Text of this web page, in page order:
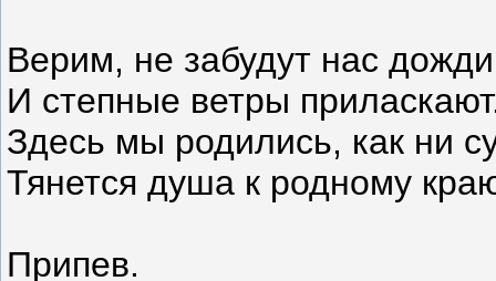
Верим, не забудут нас дожди
И степные ветры
Здесь мы родились, как ни
Тянется душа к родному
Припев.